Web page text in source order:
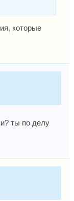
которые
ты по делу